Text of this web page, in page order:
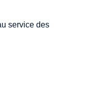
service des